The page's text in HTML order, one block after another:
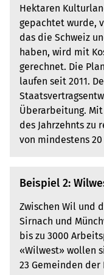
Hektaren
gepachtet wurde,
das die Schweiz
haben, wird mit
gerechnet. Die
laufen seit 2011.
Überarbeitung.
des Jahrzehnts zu
von mindestens
Beispiel 2:
Zwischen Wil und
Sirnach und
bis zu 3000
«Wilwest» wollen
23 Gemeinden